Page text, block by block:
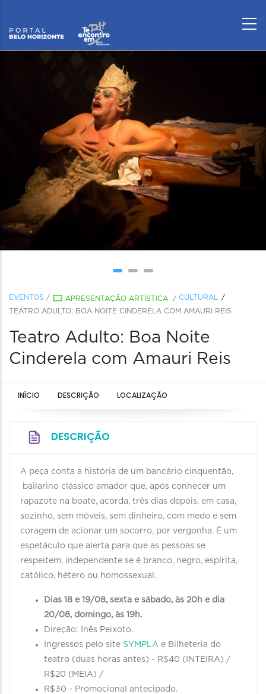
EVENTOS / APRESENTAÇÃO ARTÍSTICA / CULTURAL
TEATRO ADULTO: BOA NOITE CINDERELA COM AMAURI REIS
Teatro Adulto: Boa Noite
Cinderela com Amauri Reis
INÍCIO DESCRIÇÃO LOCALIZAÇÃO
DESCRIÇÃO
A peça conta a história de um bancário cinquentão,
bailarino clássico amador que, após conhecer um
rapazote na boate, acorda, três dias depois, em casa,
sozinho, sem móveis, sem dinheiro, com medo e sem
coragem de acionar um socorro, por vergonha. É um
espetáculo que alerta para que as pessoas se
respeitem, independente se é branco, negro, espírita,
católico, hétero ou homossexual.
Dias 18 e 19/08, sexta e sábado, às 20h e dia
20/08, domingo, às 19h.
Direção: Inês Peixoto.
Ingressos pelo site SYMPLA e Bilheteria do
teatro (duas horas antes) - R$40 (INTEIRA) /
R$20 (MEIA) /
R$30 - Promocional antecipado.